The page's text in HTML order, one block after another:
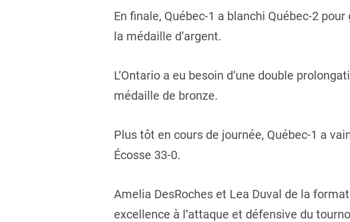
En finale, Québec-1 a blanchi Québec-2
la médaille d’argent.
L’Ontario a eu besoin d’une double
médaille de bronze.
Plus tôt en cours de journée, Québec-1 a
Écosse 33-0.
Amelia DesRoches et Lea Duval de la
excellence à l’attaque et défensive du